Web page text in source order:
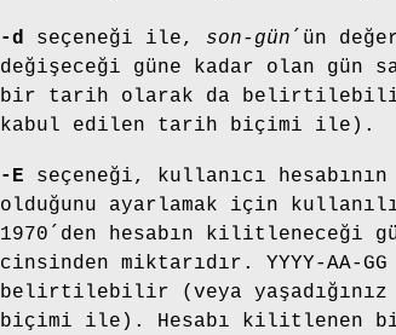
-d seçeneği ile, son-gün ´ün
değişeceği güne kadar olan gün
bir tarih olarak da belirtilebilir
kabul edilen tarih biçimi ile).
-E seçeneği, kullanıcı
olduğunu ayarlamak için
1970´den hesabın kilitleneceği
cinsinden miktarıdır. YYYY-AA-
belirtilebilir (veya
biçimi ile). Hesabı kilitlenen